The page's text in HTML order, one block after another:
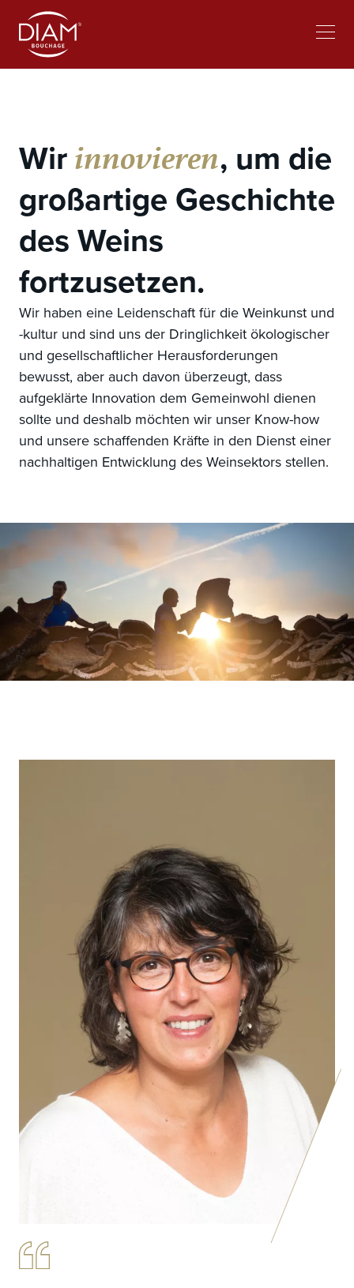
language
Wirinnovieren, um die
großartige Geschichte
des Weins
fortzusetzen.
Wir haben eine Leidenschaft für die Weinkunst und
-kultur und sind uns der Dringlichkeit ökologischer
und gesellschaftlicher Herausforderungen
bewusst, aber auch davon überzeugt, dass
aufgeklärte Innovation dem Gemeinwohl dienen
sollte und deshalb möchten wir unser Know-how
und unsere schaffenden Kräfte in den Dienst einer
nachhaltigen Entwicklung des Weinsektors stellen.